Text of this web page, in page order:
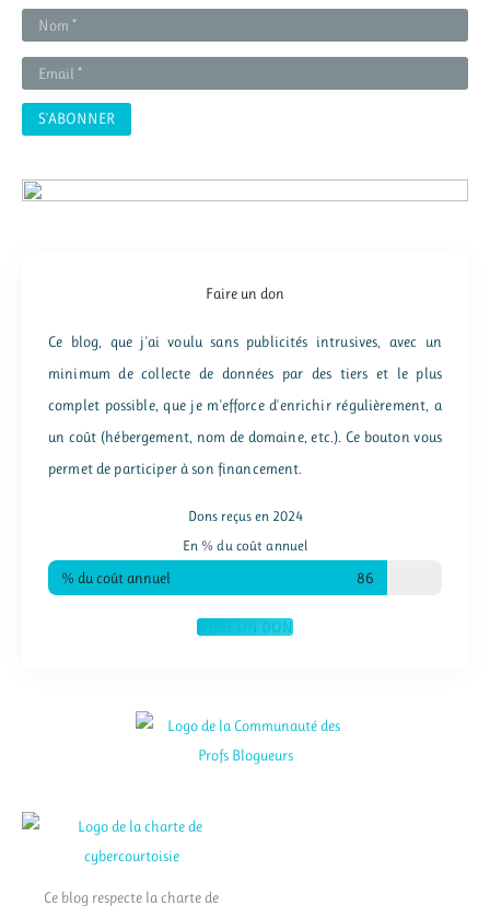
h
e
:
Faire un don
Ce blog, que j'ai voulu sans publicités intrusives, avec un
minimum de collecte de données par des tiers et le plus
complet possible, que je m'efforce d'enrichir régulièrement, a
un coût (hébergement, nom de domaine, etc.). Ce bouton vous
permet de participer à son financement.
Dons reçus en 2024
En % du coût annuel
% du coût annuel 86
FAIRE UN DON
Ce blog respecte la charte de